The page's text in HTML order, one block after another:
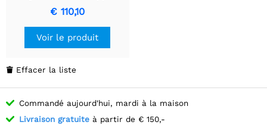
de test et de rodage
€ 110,10
Voir le produit
 Effacer la liste
Commandé aujourd'hui, mardi à la maison
Livraison gratuite à partir de € 150,-